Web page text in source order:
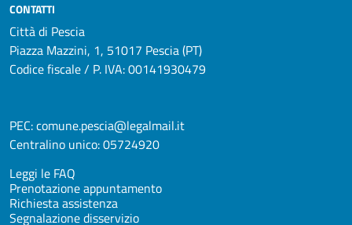
CONTATTI
Città di Pescia
Piazza Mazzini, 1, 51017 Pescia (PT)
Codice fiscale / P. IVA: 00141930479
PEC:comune.pescia@legalmail.it
Centralino unico:05724920
Leggi le FAQ
Prenotazione appuntamento
Richiesta assistenza
Segnalazione disservizio